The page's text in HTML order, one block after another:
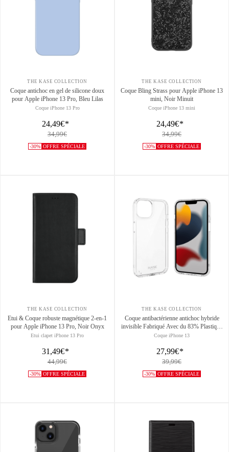
THE KASE COLLECTION
Coque antichoc en gel de silicone doux
pour Apple iPhone 13 Pro, Bleu Lilas
Coque iPhone 13 Pro
24,49€*
34,99€
-30% OFFRE SPÉCIALE
THE KASE COLLECTION
Coque Bling Strass pour Apple iPhone 13
mini, Noir Minuit
Coque iPhone 13 mini
24,49€*
34,99€
-30% OFFRE SPÉCIALE
THE KASE COLLECTION
Etui & Coque robuste magnétique 2-en-1
pour Apple iPhone 13 Pro, Noir Onyx
Etui clapet iPhone 13 Pro
31,49€*
44,99€
-30% OFFRE SPÉCIALE
THE KASE COLLECTION
Coque antibactérienne antichoc hybride
invisible Fabriqué Avec du 83% Plastique
Recyclé pour Apple iPhone 13,
Coque iPhone 13
27,99€*
39,99€
-30% OFFRE SPÉCIALE